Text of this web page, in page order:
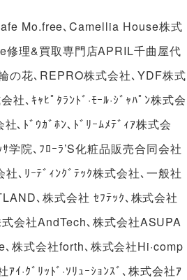
Mo.free､Camellia House株式
理&買取専門店APRIL千曲屋代
花､REPRO株式会社､YDF株式
､ｷｬﾋﾟﾀﾗﾝﾄﾞ·ﾓｰﾙ·ｼﾞｬﾊﾟﾝ株式会
､ﾄﾞｳｶﾞﾎﾝ､ﾄﾞﾘｰﾑﾒﾃﾞｨｱ株式会
学院､ﾌﾛｰﾗ’S化粧品販売合同会社
､ﾘｰﾃﾞｨﾝｸﾞﾃｯｸ株式会社､一般社
､株式会社 ｾﾌﾃｯｸ､株式会社
会社AndTech､株式会社ASUPA
株式会社forth､株式会社Hi·comp
·ｸﾞﾘｯﾄﾞ·ｿﾘｭｰｼｮﾝｽﾞ､株式会社ｱ